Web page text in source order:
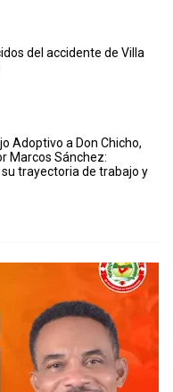
del accidente de Villa
Adoptivo a Don Chicho,
Marcos Sánchez:
trayectoria de trabajo y